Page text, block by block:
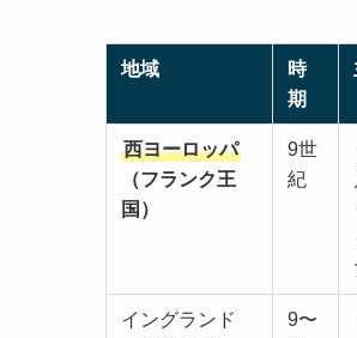
地域
時
期
西ヨーロッパ
（フランク王
国）
9世
紀
イングランド
9〜